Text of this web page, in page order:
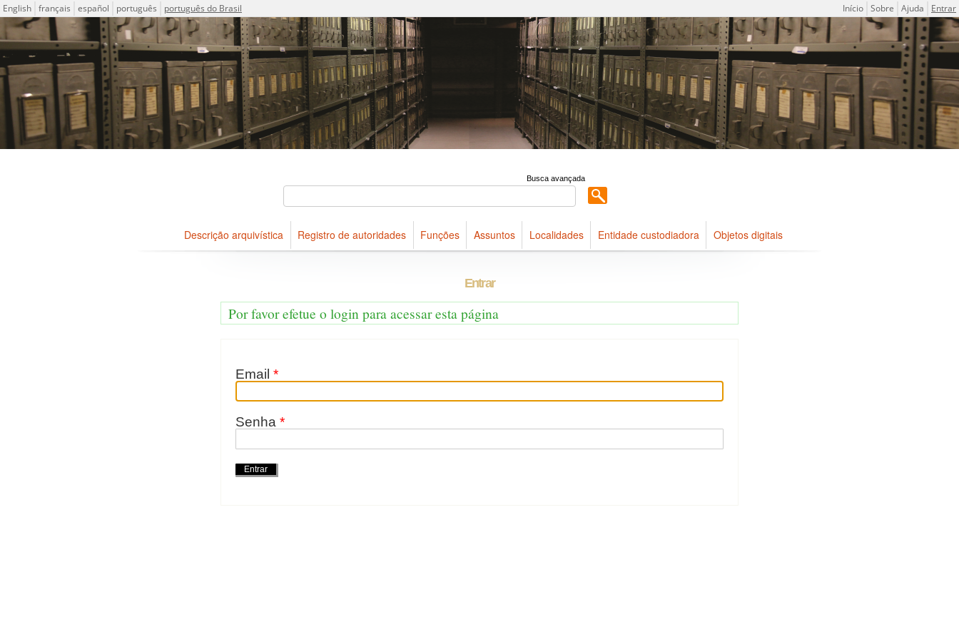
Idioma
English français español português português do Brasil Menu do usuário
Início Sobre Ajuda Entrar
Descrições arquivísticas do acervo do Arquivo Público do Estado de São Paulo
Projeto ICA-AtoM
Busca avançada
Descrição arquivística Registro de autoridades Funções Assuntos Localidades Entidade custodiadora Objetos digitais
Entrar
Por favor efetue o login para acessar esta página
Email *
Senha *
Ações